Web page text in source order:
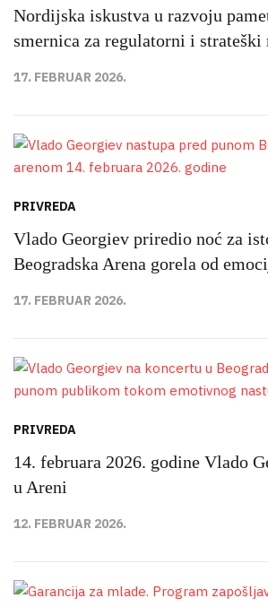
Nordijska iskustva u razvoju
smernica za regulatorni i
17. FEBRUAR 2026.
PRIVREDA
Vlado Georgiev priredio noć za
Beogradska Arena gorela od
17. FEBRUAR 2026.
PRIVREDA
14. februara 2026. godine Vlado
u Areni
12. FEBRUAR 2026.